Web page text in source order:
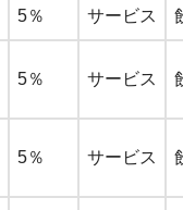
5％ サービス
5％ サービス
5％ サービス